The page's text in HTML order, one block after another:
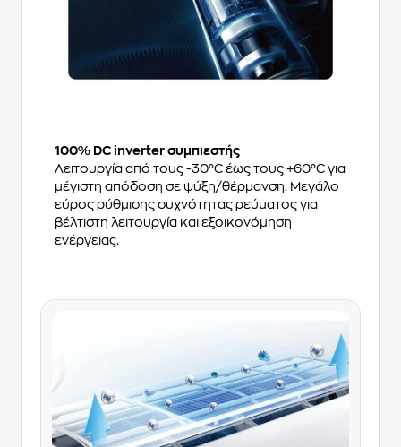
100% DC inverter συμπιεστής
Λειτουργία από τους -30°C έως τους +60°C για
μέγιστη απόδοση σε ψύξη/θέρμανση. Μεγάλο
εύρος ρύθμισης συχνότητας ρεύματος για
βέλτιστη λειτουργία και εξοικονόμηση
ενέργειας.